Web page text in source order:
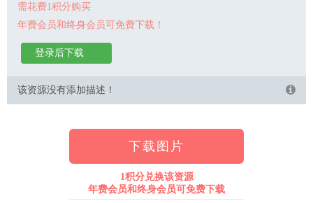
需花费1积分购买
年费会员和终身会员可免费下载！
登录后下载
该资源没有添加描述！
下载图片
1积分兑换该资源
年费会员和终身会员可免费下载